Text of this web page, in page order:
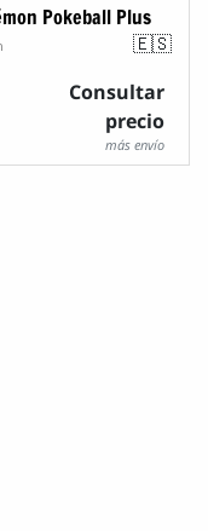
Pokeball Plus
🇪🇸
Consultar
precio
más envío